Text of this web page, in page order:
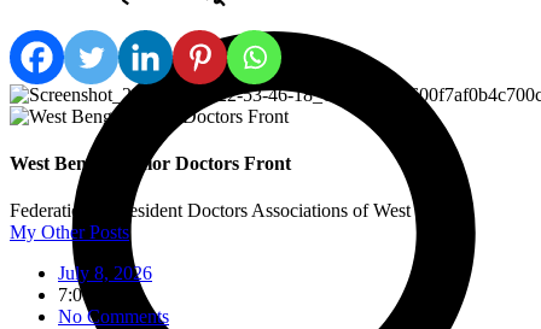
West Bengal Junior Doctors Front
Federation of Resident Doctors Associations of West Bengal
My Other Posts
July 8, 2026
7:07 am
No Comments